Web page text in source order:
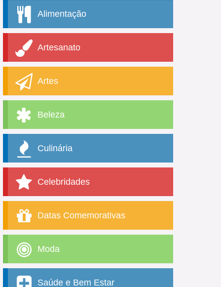
Alimentação
Artesanato
Artes
Beleza
Culinária
Celebridades
Datas Comemorativas
Moda
Saúde e Bem Estar